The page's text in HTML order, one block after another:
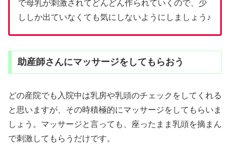
で母乳が刺激されてどんどん作られていくので、少
ししか出ていなくても気にしないようにしましょう♪
助産師さんにマッサージをしてもらおう
どの産院でも入院中は乳房や乳頭のチェックをしてくれる
と思いますが、その時積極的にマッサージをしてもらいま
しょう。マッサージと言っても、座ったまま乳頭を摘まん
で刺激してもらうだけです。